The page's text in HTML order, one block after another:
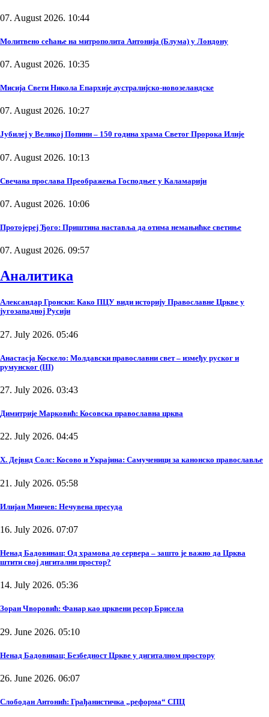
07. August 2026. 10:44
Молитвено сећање на митрополита Антонија (Блума) у Лондону
07. August 2026. 10:35
Мисија Свети Никола Епархије аустралијско-новозеландске
07. August 2026. 10:27
Јубилеј у Великој Попини – 150 година храма Светог Пророка Илије
07. August 2026. 10:13
Свечана прослава Преображења Господњег у Каламарији
07. August 2026. 10:06
Протојереј Ђого: Приштина наставља да отима немањићке светиње
07. August 2026. 09:57
Аналитика
Александар Гронски: Како ПЦУ види историју Православне Цркве у
југозападној Русији
27. July 2026. 05:46
Анастасја Коскело: Молдавски православни свет – између руског и
румунског (III)
27. July 2026. 03:43
Димитрије Марковић: Косовска православна црква
22. July 2026. 04:45
Х. Дејвид Солс: Косово и Украјина: Самученици за канонско православље
21. July 2026. 05:58
Илијан Минчев: Нечувена пресуда
16. July 2026. 07:07
Ненад Бадовинац: Од храмова до сервера – зашто је важно да Црква
штити свој дигитални простор?
14. July 2026. 05:36
Зоран Чворовић: Фанар као црквени ресор Брисела
29. June 2026. 05:10
Ненад Бадовинац: Безбедност Цркве у дигиталном простору
26. June 2026. 06:07
Слободан Антонић: Грађанистичка „реформа“ СПЦ